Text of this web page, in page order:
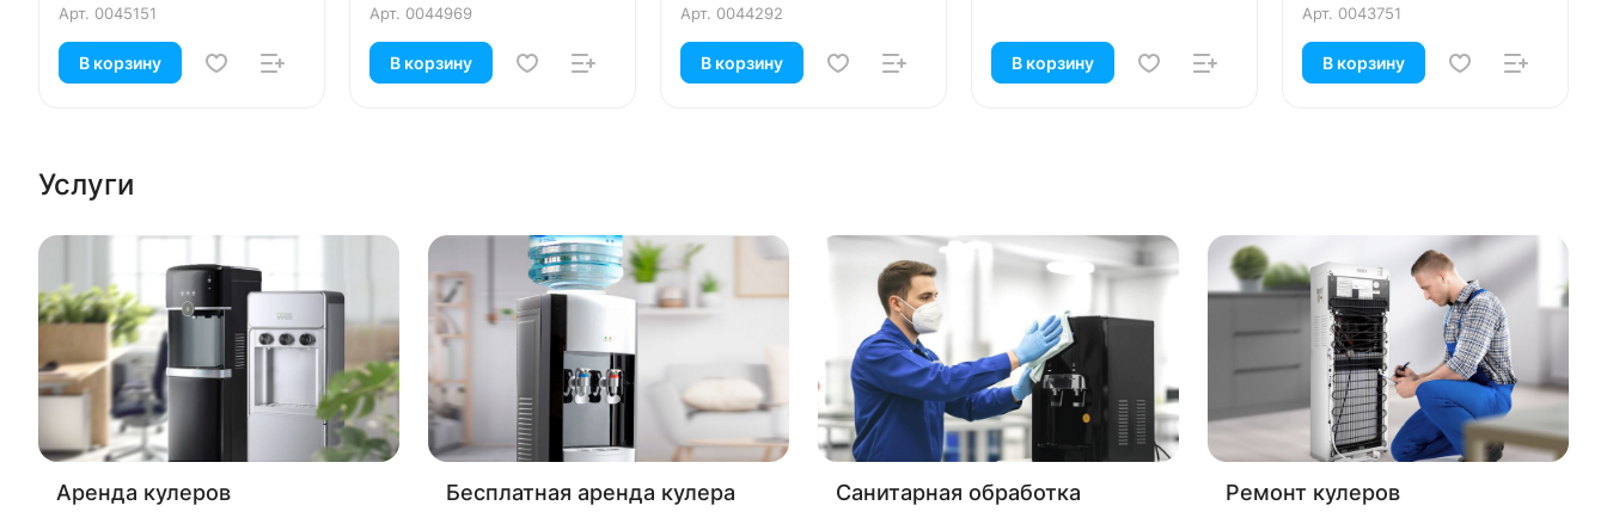
Арт. 0045151
В корзину
Арт. 0044969
В корзину
Арт. 0044292
В корзину В корзину
Арт. 0043751
В корзину
Услуги
Аренда кулеров Бесплатная аренда кулера Санитарная обработка Ремонт кулеров